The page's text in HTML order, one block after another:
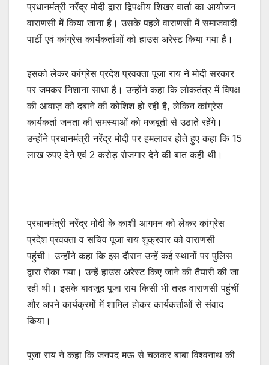
प्रधानमंत्री नरेंद्र मोदी द्वारा द्विपक्षीय शिखर वार्ता का आयोजन
वाराणसी में किया जाना है। उसके पहले वाराणसी में समाजवादी
पार्टी एवं कांग्रेस कार्यकर्ताओं को हाउस अरेस्ट किया गया है।
इसको लेकर कांग्रेस प्रदेश प्रवक्ता पूजा राय ने मोदी सरकार
पर जमकर निशाना साधा है। उन्होंने कहा कि लोकतंत्र में विपक्ष
की आवाज़ को दबाने की कोशिश हो रही है, लेकिन कांग्रेस
कार्यकर्ता जनता की समस्याओं को मजबूती से उठाते रहेंगे।
उन्होंने प्रधानमंत्री नरेंद्र मोदी पर हमलावर होते हुए कहा कि 15
लाख रुपए देने एवं 2 करोड़ रोजगार देने की बात कही थी।
प्रधानमंत्री नरेंद्र मोदी के काशी आगमन को लेकर कांग्रेस
प्रदेश प्रवक्ता व सचिव पूजा राय शुक्रवार को वाराणसी
पहुंची। उन्होंने कहा कि इस दौरान उन्हें कई स्थानों पर पुलिस
द्वारा रोका गया। उन्हें हाउस अरेस्ट किए जाने की तैयारी की जा
रही थी। इसके बावजूद पूजा राय किसी भी तरह वाराणसी पहुंचीं
और अपने कार्यक्रमों में शामिल होकर कार्यकर्ताओं से संवाद
किया।
पूजा राय ने कहा कि जनपद मऊ से चलकर बाबा विश्वनाथ की